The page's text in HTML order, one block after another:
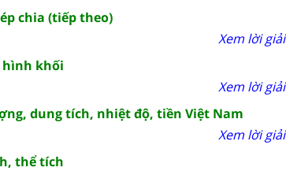
chia (tiếp theo)
Xem lời giải
hình khối
Xem lời giải
dung tích, nhiệt độ, tiền Việt Nam
Xem lời giải
thể tích